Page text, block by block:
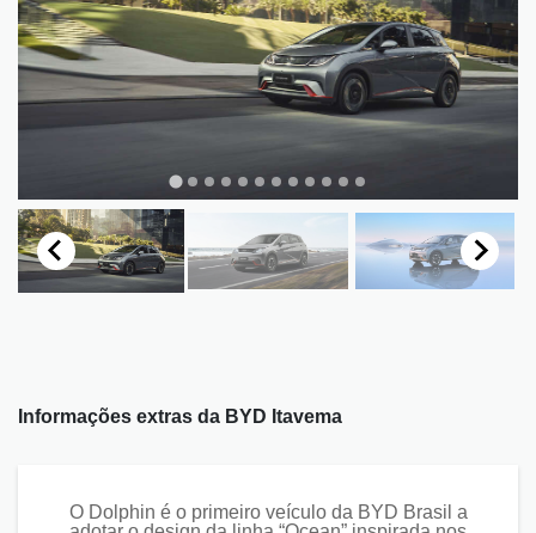
Informações extras da BYD Itavema
O Dolphin é o primeiro veículo da BYD Brasil a